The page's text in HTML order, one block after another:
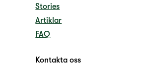
Stories
Artiklar
FAQ
Kontakta oss